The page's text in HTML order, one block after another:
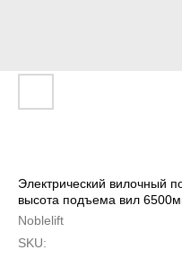
Электрический вилочный
высота подъема вил
Noblelift
SKU: